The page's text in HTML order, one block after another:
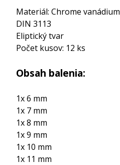
Materiál: Chrome vanádium
DIN 3113
Eliptický tvar
Počet kusov: 12 ks
Obsah balenia:
1x 6 mm
1x 7 mm
1x 8 mm
1x 9 mm
1x 10 mm
1x 11 mm